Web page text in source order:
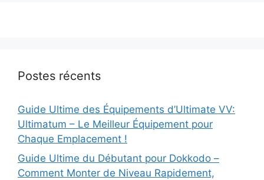
Postes récents
Guide Ultime des Équipements d’Ultimate VV:
Ultimatum – Le Meilleur Équipement pour
Chaque Emplacement !
Guide Ultime du Débutant pour Dokkodo –
Comment Monter de Niveau Rapidement,